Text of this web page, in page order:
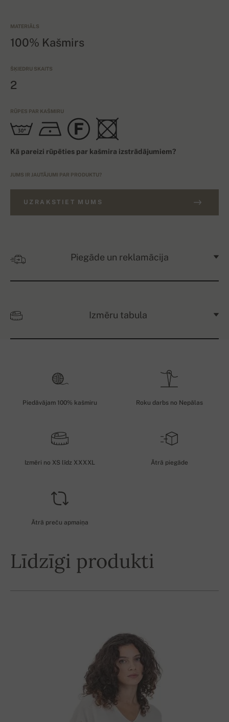
MATERIĀLS
100% Kašmirs
ŠĶIEDRU SKAITS
2
RŪPES PAR KAŠMIRU
Kā pareizi rūpēties par kašmira izstrādājumiem?
JUMS IR JAUTĀJUMI PAR PRODUKTU?
UZRAKSTIET MUMS
Piegāde un reklamācija
Izmēru tabula
Piedāvājam 100% kašmiru Roku darbs no Nepālas
Izmēri no XS līdz XXXXL Ātrā piegāde
Ātrā preču apmaiņa
Līdzīgi produkti